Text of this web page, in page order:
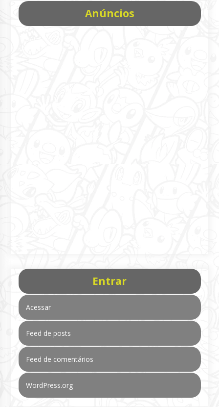
Anúncios
Entrar
Acessar
Feed de posts
Feed de comentários
WordPress.org